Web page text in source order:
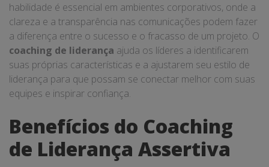
habilidade é essencial em ambientes corporativos, onde a
clareza e a transparência nas comunicações podem fazer
a diferença entre o sucesso e o fracasso de um projeto. O
coaching de liderança ajuda os líderes a identificarem
suas próprias características e a ajustarem seu estilo de
liderança para que possam se conectar melhor com suas
equipes e inspirar confiança.
Benefícios do Coaching
de Liderança Assertiva